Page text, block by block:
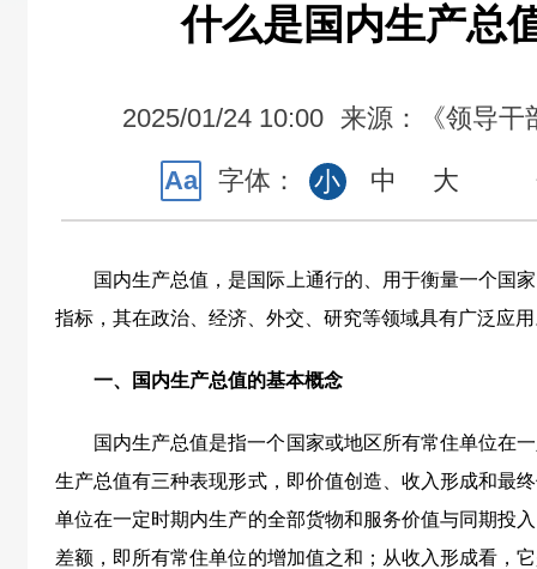
什么是国内生产总
2025/01/24 10:00 来源：《领导干
Aa 字体： 小 中 大
国内生产总值，是国际上通行的、用于衡量一个国
指标，其在政治、经济、外交、研究等领域具有广泛应
一、国内生产总值的基本概念
国内生产总值是指一个国家或地区所有常住单位在
生产总值有三种表现形式，即价值创造、收入形成和最
单位在一定时期内生产的全部货物和服务价值与同期投
差额，即所有常住单位的增加值之和；从收入形成看，